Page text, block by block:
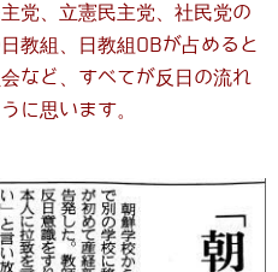
党、立憲民主党、社民党の
教組、日教組OBが占めると
など、すべてが反日の流れ
に思います。